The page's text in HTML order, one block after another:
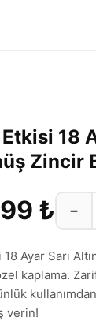
18
Zincir
₺ −
Ayar Sarı
kaplama.
verin!